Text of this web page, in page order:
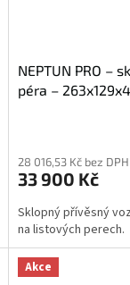
NEPTUN PRO –
péra –
28 016,53 Kč bez DPH
33 900 Kč
Sklopný přívěsný
na listových perech.
Akce